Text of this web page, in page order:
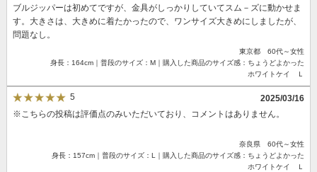
ブルジッパーは初めてですが、金具がしっかりしていてスム－ズに動かせま
す。大きさは、大きめに着たかったので、ワンサイズ大きめにしましたが、
問題なし。
東京都 60代～女性
身長：164cm｜普段のサイズ：M｜購入した商品のサイズ感：ちょうどよかった
ホワイトケイ Ｌ
5
2025/03/16
※こちらの投稿は評価点のみいただいており、コメントはありません。
奈良県 60代～女性
身長：157cm｜普段のサイズ：L｜購入した商品のサイズ感：ちょうどよかった
ホワイトケイ Ｌ